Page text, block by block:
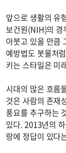
앞으로 생활의 유
보건원(NIH)의 경
아붓고 있을 만큼
예방법도 봇물처
키는 스타일은 미
시대의 많은 흐름
것은 사람의 존재
풍요를 추구하는
있다. 2013년의
랑에 정답이 있다